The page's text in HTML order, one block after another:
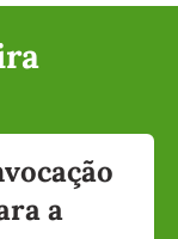
a